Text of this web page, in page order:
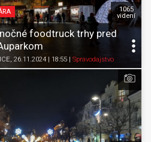
Pozrieť neskôr
K obľúbeným
Zdieľať
foodtruck trhy pred
, 26.11.2024 | 18:55| Spravodajstvo
1065
videní